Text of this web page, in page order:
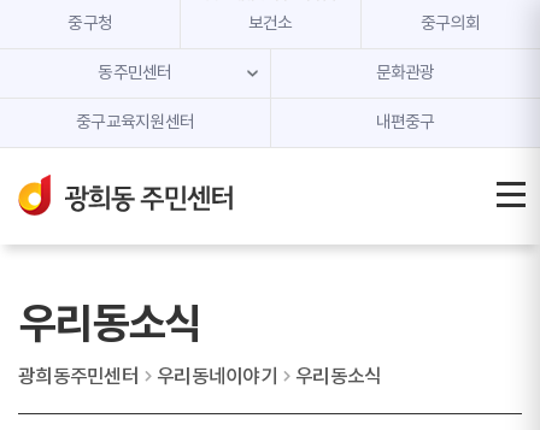
본문 내용 바로가기
주메뉴 바로가기
중구청 보건소 중구의회
동주민센터 문화관광
중구교육지원센터 내편중구
우리동소식
광희동주민센터 우리동네이야기 우리동소식